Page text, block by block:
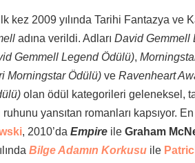
kez 2009 yılında Tarihi Fantazya ve
adına verildi. Adları David Gemmell
Gemmell Legend Ödülü),
Morningstar Ödülü) ve Ravenheart
olan ödül kategorileri geleneksel,
ruhunu yansıtan romanları kapsıyor.
, 2010’da Empire ile Graham
Bilge Adamın Korkusu ile